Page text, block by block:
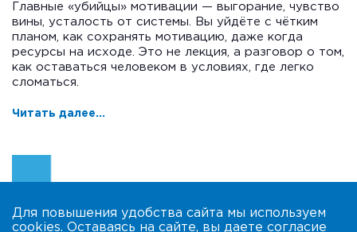
Главные «убийцы» мотивации — выгорание, чувство
вины, усталость от системы. Вы уйдёте с чётким
планом, как сохранять мотивацию, даже когда
ресурсы на исходе. Это не лекция, а разговор о том,
как оставаться человеком в условиях, где легко
сломаться.
Читать далее...
Для повышения удобства сайта мы используем
cookies. Оставаясь на сайте, вы даете согласие